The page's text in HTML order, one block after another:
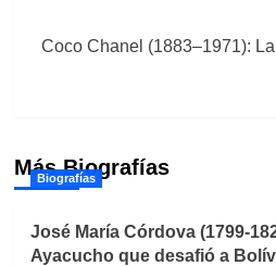
Coco Chanel (1883–1971):
Más Biografías
Biografías
José María Córdova (1799-
Ayacucho que desafió a